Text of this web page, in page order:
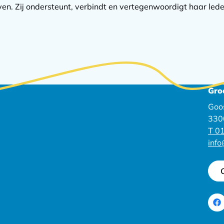
Zij ondersteunt, verbindt en vertegenwoordigt haar
T